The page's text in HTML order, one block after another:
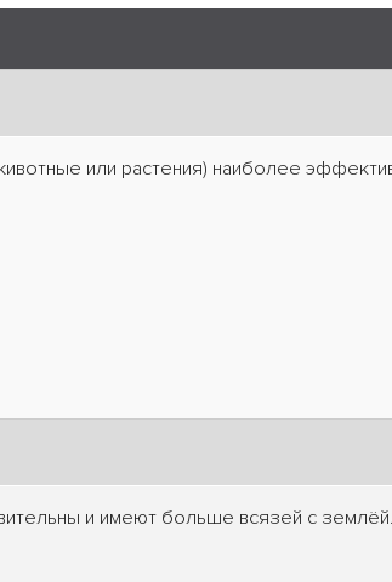
или растения) наиболее
и имеют больше всязей с